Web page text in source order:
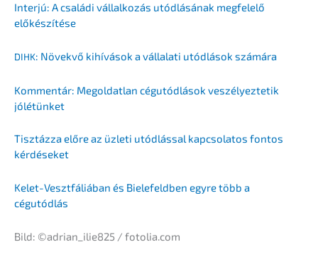
Inter­jú: A csalá­di vállal­ko­zás utódlá­sá­nak megfelelő
előkészítése
DIHK: Növek­vő kihívá­sok a vállala­ti utódlá­sok számára
Kommen­tár: Megold­at­lan cégutód­lá­sok veszé­lyez­te­tik
jólétünket
Tisztáz­za előre az üzleti utódlás­sal kapcso­la­tos fontos
kérdéseket
Kelet-Veszt­fá­liá­ban és Biele­feld­ben egyre több a
cégutódlás
Bild: ©adrian_ilie825 / fotolia.com